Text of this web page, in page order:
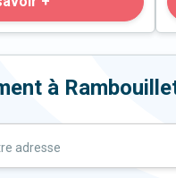
à
adresse